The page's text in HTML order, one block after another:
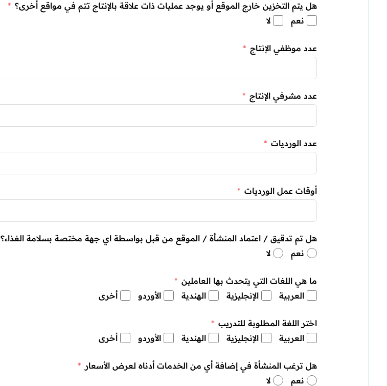
هل يتم التخزين خارج الموقع أو يوجد عمليات ذات علاقة بالإنتاج تتم في مواقع أخرى؟
نعم
لا
عدد موظفي الإنتاج
عدد مشرفي الإنتاج
عدد الورديات
أوقات عمل الورديات
هل تم تدقيق / اعتماد المنشأة / الموقع من قبل بواسطة اي جهة مختصة بسلامة الغذاء؟
نعم
لا
ما هي اللغات التي يتحدث بها العاملين
العربية
الإنجليزية الهندية الأوردو أخرى
اختر اللغة المطلوبة للتدريب
العربية
الإنجليزية الهندية الأوردو أخرى
هل ترغب المنشأة في إضافة أي من الخدمات أدناه لعرض الأسعار
نعم
لا